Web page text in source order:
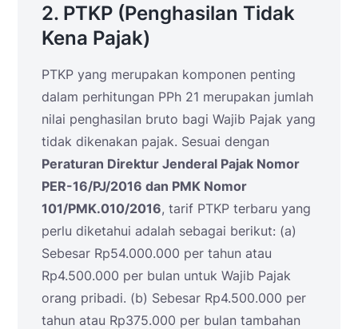
2. PTKP (Penghasilan Tidak
Kena Pajak)
PTKP yang merupakan komponen penting
dalam perhitungan PPh 21 merupakan jumlah
nilai penghasilan bruto bagi Wajib Pajak yang
tidak dikenakan pajak. Sesuai dengan
Peraturan Direktur Jenderal Pajak Nomor
PER-16/PJ/2016 dan PMK Nomor
101/PMK.010/2016, tarif PTKP terbaru yang
perlu diketahui adalah sebagai berikut: (a)
Sebesar Rp54.000.000 per tahun atau
Rp4.500.000 per bulan untuk Wajib Pajak
orang pribadi. (b) Sebesar Rp4.500.000 per
tahun atau Rp375.000 per bulan tambahan